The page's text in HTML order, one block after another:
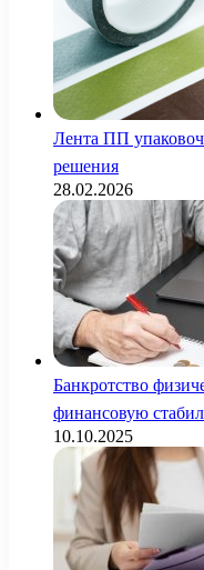
Лента ПП
решения
28.02.2026
Банкротство
финансовую
10.10.2025